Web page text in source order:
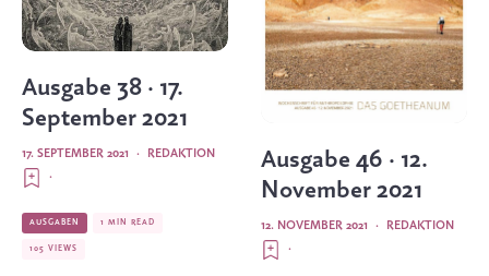
Ausgabe 38 · 17.
September 2021
REDAKTION
·
17. SEPTEMBER 2021
·
AUSGABEN 1 MIN READ
105 VIEWS
Ausgabe 46 · 12.
November 2021
REDAKTION
·
12. NOVEMBER 2021
·